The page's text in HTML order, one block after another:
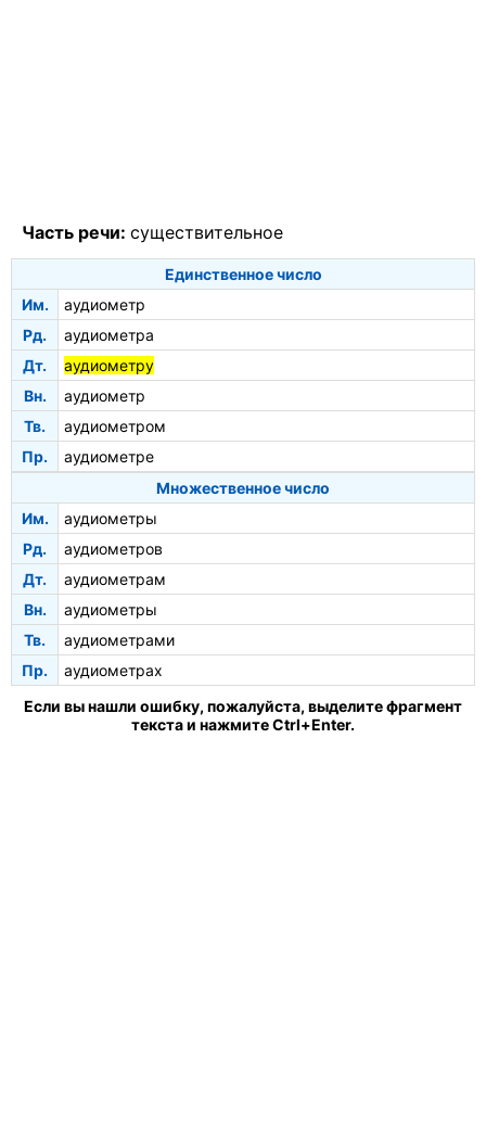
Часть речи: существительное
Единственное число
Им.
аудиометр
Рд.
аудиометра
Дт.
аудиометру
Вн.
аудиометр
Тв.
аудиометром
Пр.
аудиометре
Множественное число
Им.
аудиометры
Рд.
аудиометров
Дт.
аудиометрам
Вн.
аудиометры
Тв.
аудиометрами
Пр.
аудиометрах
Если вы нашли ошибку, пожалуйста, выделите фрагмент
текста и нажмите Ctrl+Enter.